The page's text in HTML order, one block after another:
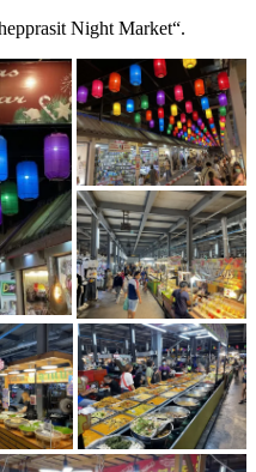
Night Market“.